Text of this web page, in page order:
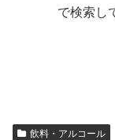
で検索し
飲料・アルコール